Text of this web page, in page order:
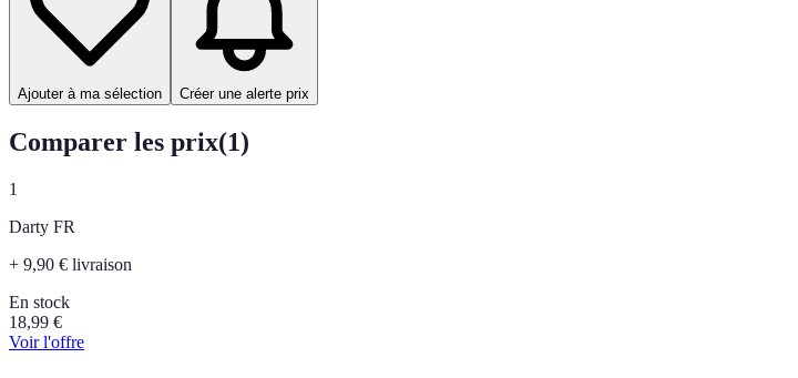
Ajouter à ma sélection Créer une alerte prix
Comparer les prix(1)
1
Darty FR
+ 9,90 € livraison
En stock
18,99 €
Voir l'offre